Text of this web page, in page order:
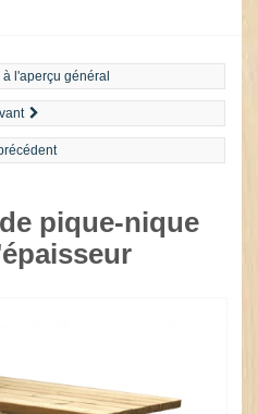
l'aperçu général
pique-nique